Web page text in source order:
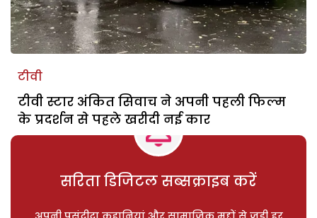
टीवी
टीवी स्टार अंकित सिवाच ने अपनी पहली फिल्म
के प्रदर्शन से पहले खरीदी नई कार
सरिता डिजिटल सब्सक्राइब करें